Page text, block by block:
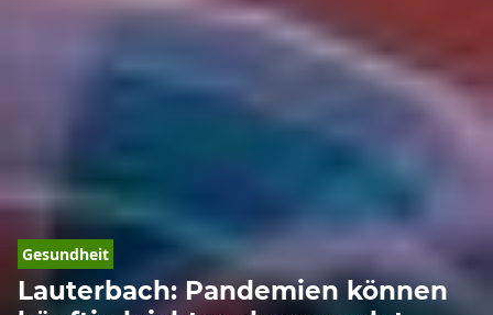
Gesundheit
Lauterbach: Pandemien können